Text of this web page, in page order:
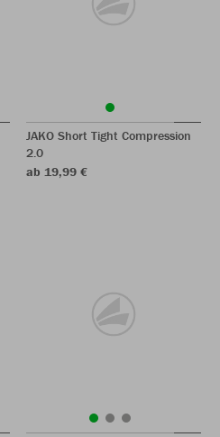
JAKO Short Tight Compression
2.0
ab 19,99 €